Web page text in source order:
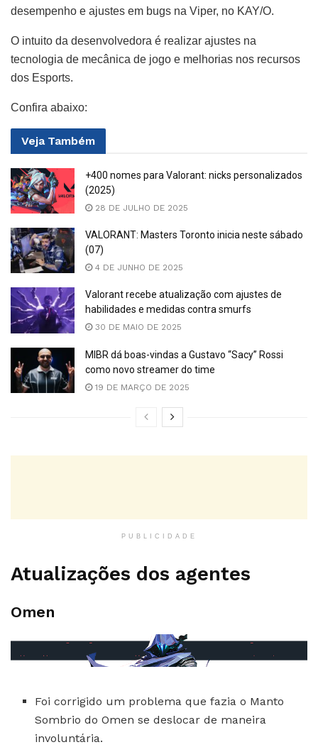
desempenho e ajustes em bugs na Viper, no KAY/O.
O intuito da desenvolvedora é realizar ajustes na
tecnologia de mecânica de jogo e melhorias nos recursos
dos Esports.
Confira abaixo:
Veja Também
+400 nomes para Valorant: nicks personalizados
(2025)
28 DE JULHO DE 2025
VALORANT: Masters Toronto inicia neste sábado
(07)
4 DE JUNHO DE 2025
Valorant recebe atualização com ajustes de
habilidades e medidas contra smurfs
30 DE MAIO DE 2025
MIBR dá boas-vindas a Gustavo “Sacy” Rossi
como novo streamer do time
19 DE MARÇO DE 2025
PUBLICIDADE
Atualizações dos agentes
Omen
Foi corrigido um problema que fazia o Manto
Sombrio do Omen se deslocar de maneira
involuntária.